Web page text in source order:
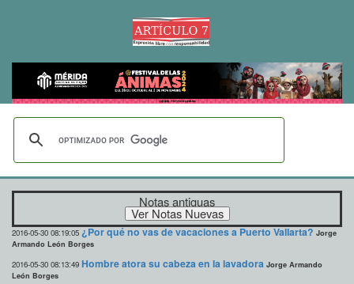
Notas antiguas
2016-05-30 08:19:05 ¿Por qué no vas de vacaciones a Puerto Vallarta? Jorge
Armando León Borges
2016-05-30 08:13:49 Hombre atora su cabeza en la lavadora Jorge Armando
León Borges